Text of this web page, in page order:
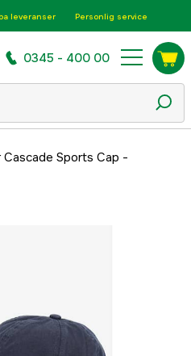
leveranser Personlig service
0345 - 400 00
Cascade Sports Cap -